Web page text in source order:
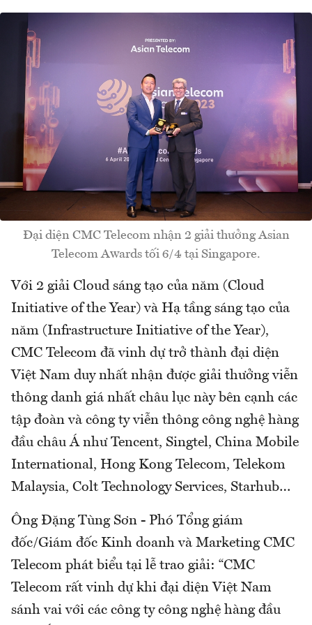
Đại diện CMC Telecom nhận 2 giải thưởng Asian
Telecom Awards tối 6/4 tại Singapore.
Với 2 giải Cloud sáng tạo của năm (Cloud
Initiative of the Year) và Hạ tầng sáng tạo của
năm (Infrastructure Initiative of the Year),
CMC Telecom đã vinh dự trở thành đại diện
Việt Nam duy nhất nhận được giải thưởng viễn
thông danh giá nhất châu lục này bên cạnh các
tập đoàn và công ty viễn thông công nghệ hàng
đầu châu Á như Tencent, Singtel, China Mobile
International, Hong Kong Telecom, Telekom
Malaysia, Colt Technology Services, Starhub…
Ông Đặng Tùng Sơn - Phó Tổng giám
đốc/Giám đốc Kinh doanh và Marketing CMC
Telecom phát biểu tại lễ trao giải: “CMC
Telecom rất vinh dự khi đại diện Việt Nam
sánh vai với các công ty công nghệ hàng đầu